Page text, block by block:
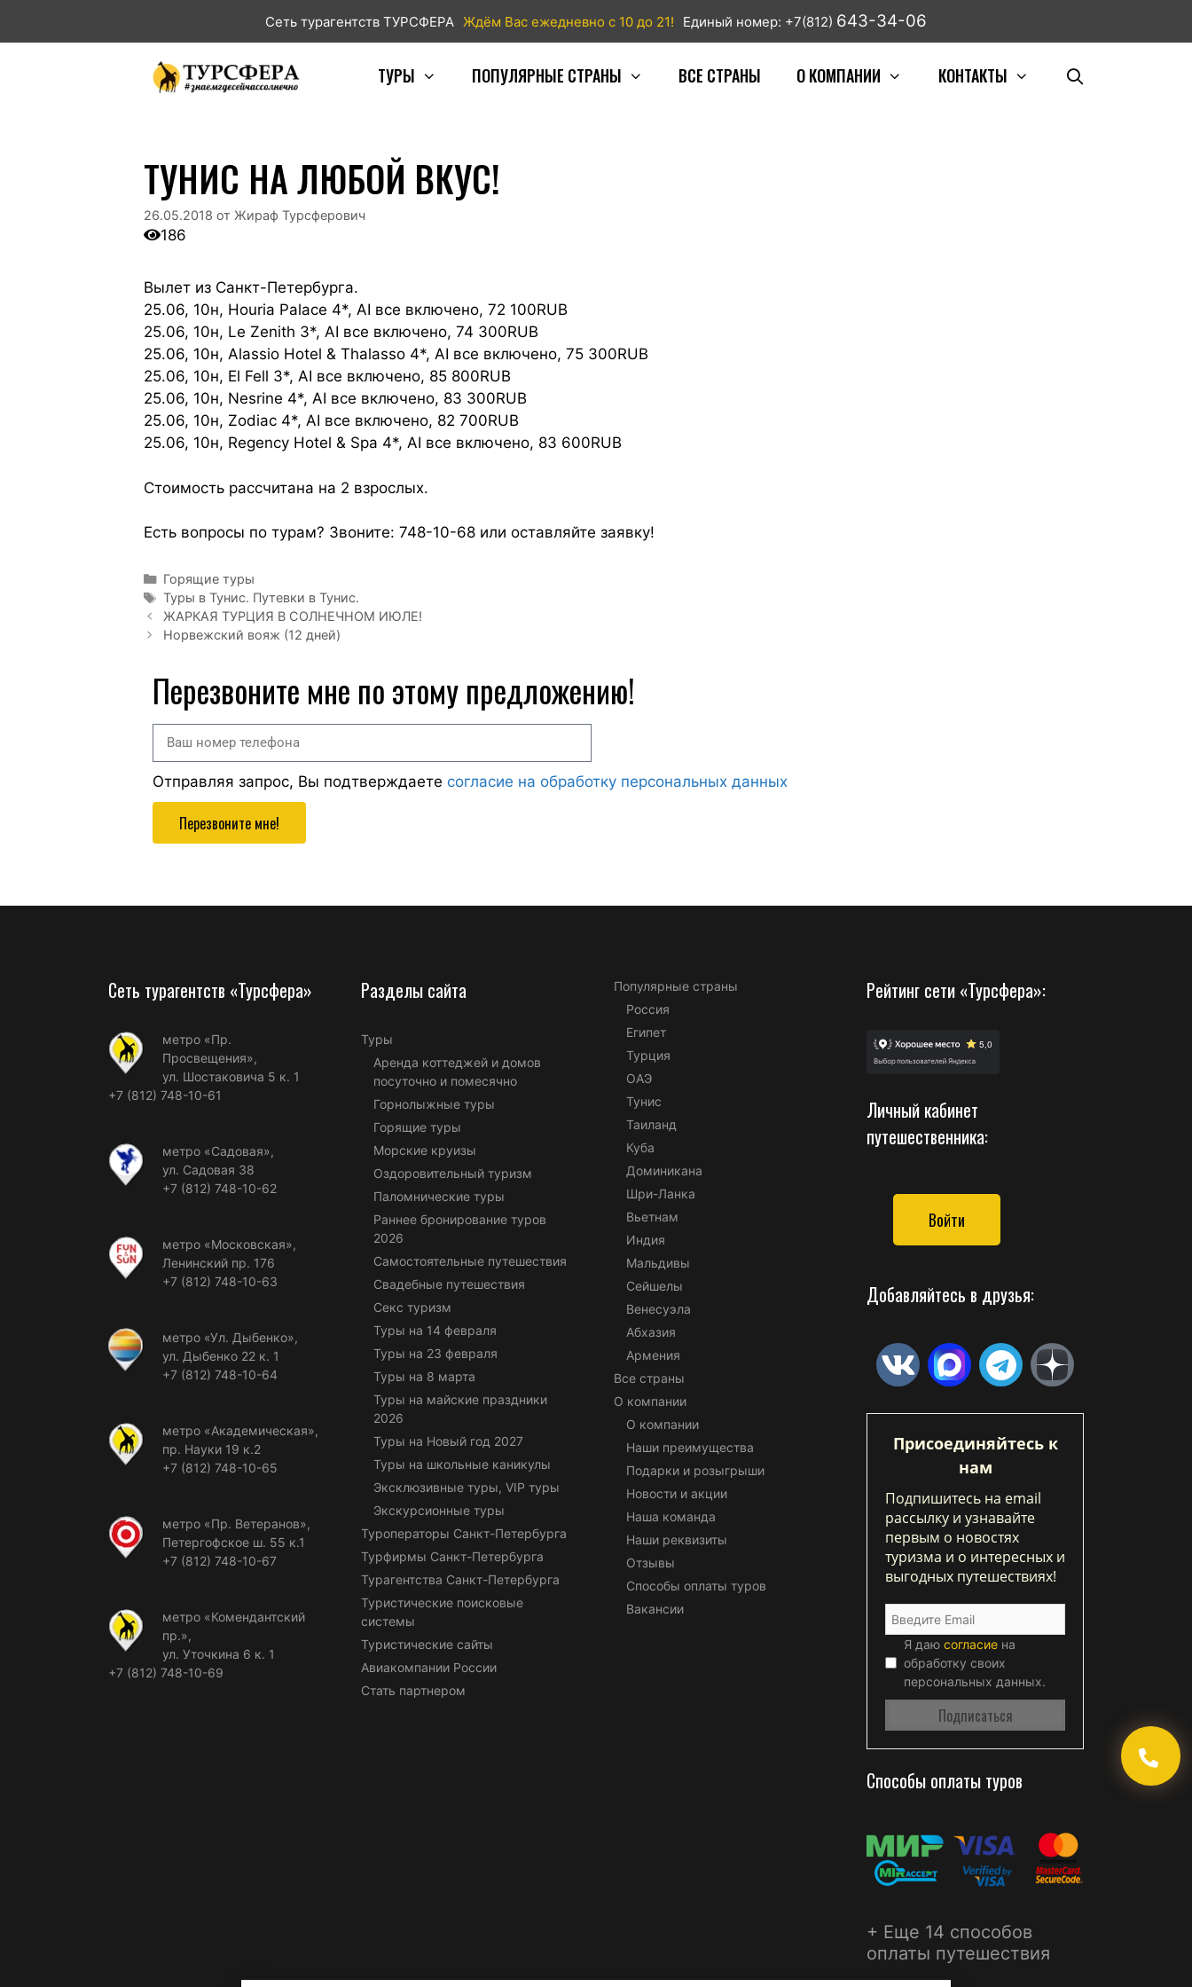
Сеть турагентств ТУРСФЕРА Ждём Вас ежедневно с 10 до 21! Единый номер: +7(812) 643-34-06
ТУРЫ ПОПУЛЯРНЫЕ СТРАНЫ ВСЕ СТРАНЫ О КОМПАНИИ КОНТАКТЫ
ТУНИС НА ЛЮБОЙ ВКУС!
26.05.2018 от Жираф Турсферович
186
Вылет из Санкт-Петербурга.
25.06, 10н, Houria Palace 4*, AI все включено, 72 100RUB
25.06, 10н, Le Zenith 3*, AI все включено, 74 300RUB
25.06, 10н, Alassio Hotel & Thalasso 4*, AI все включено, 75 300RUB
25.06, 10н, El Fell 3*, AI все включено, 85 800RUB
25.06, 10н, Nesrine 4*, AI все включено, 83 300RUB
25.06, 10н, Zodiac 4*, AI все включено, 82 700RUB
25.06, 10н, Regency Hotel & Spa 4*, AI все включено, 83 600RUB
Стоимость рассчитана на 2 взрослых.
Есть вопросы по турам? Звоните: 748-10-68 или оставляйте заявку!
Горящие туры
Туры в Тунис. Путевки в Тунис.
ЖАРКАЯ ТУРЦИЯ В СОЛНЕЧНОМ ИЮЛЕ!
Норвежский вояж (12 дней)
Перезвоните мне по этому предложению!
Отправляя запрос, Вы подтверждаете согласие на обработку персональных данных
Перезвоните мне!
Сеть турагентств «Турсфера»
метро «Пр.
Просвещения»,
ул. Шостаковича 5 к. 1
+7 (812) 748-10-61
метро «Садовая»,
ул. Садовая 38
+7 (812) 748-10-62
метро «Московская»,
Ленинский пр. 176
+7 (812) 748-10-63
метро «Ул. Дыбенко»,
ул. Дыбенко 22 к. 1
+7 (812) 748-10-64
метро «Академическая»,
пр. Науки 19 к.2
+7 (812) 748-10-65
метро «Пр. Ветеранов»,
Петергофское ш. 55 к.1
+7 (812) 748-10-67
метро «Комендантский
пр.»,
ул. Уточкина 6 к. 1
+7 (812) 748-10-69
Разделы сайта
Туры
Аренда коттеджей и домов
посуточно и помесячно
Горнолыжные туры
Горящие туры
Морские круизы
Оздоровительный туризм
Паломнические туры
Раннее бронирование туров
2026
Самостоятельные путешествия
Свадебные путешествия
Секс туризм
Туры на 14 февраля
Туры на 23 февраля
Туры на 8 марта
Туры на майские праздники
2026
Туры на Новый год 2027
Туры на школьные каникулы
Эксклюзивные туры, VIP туры
Экскурсионные туры
Туроператоры Санкт-Петербурга
Турфирмы Санкт-Петербурга
Турагентства Санкт-Петербурга
Туристические поисковые
системы
Туристические сайты
Авиакомпании России
Стать партнером
Популярные страны
Россия
Египет
Турция
ОАЭ
Тунис
Таиланд
Куба
Доминикана
Шри-Ланка
Вьетнам
Индия
Мальдивы
Сейшелы
Венесуэла
Абхазия
Армения
Все страны
О компании
О компании
Наши преимущества
Подарки и розыгрыши
Новости и акции
Наша команда
Наши реквизиты
Отзывы
Способы оплаты туров
Вакансии
Рейтинг сети «Турсфера»:
Личный кабинет
путешественника:
Войти
Добавляйтесь в друзья:
Присоединяйтесь к
нам
Подпишитесь на email
рассылку и узнавайте
первым о новостях
туризма и о интересных и
выгодных путешествиях!
Я даю согласие на
обработку своих
персональных данных.
Способы оплаты туров
+ Еще 14 способов
оплаты путешествия